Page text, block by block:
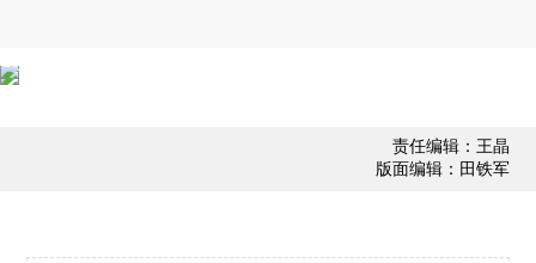
责任编辑：王晶
版面编辑：田铁军